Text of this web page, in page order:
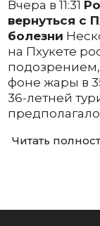
Вчера в 11:31
вернуться с
болезни
на Пхукете
подозрением,
фоне жары в
36-летней
Читать